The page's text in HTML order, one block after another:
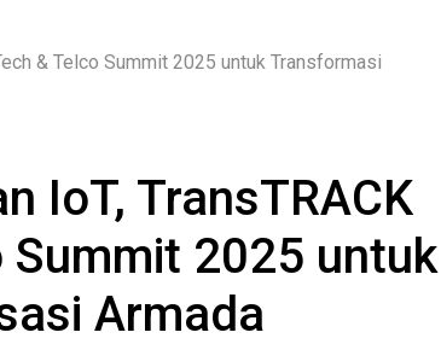
& Telco Summit 2025 untuk Transformasi
IoT, TransTRACK
Summit 2025 untuk
Armada